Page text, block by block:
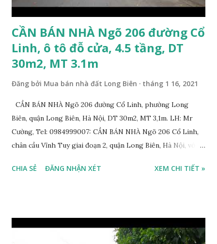
CẦN BÁN NHÀ Ngõ 206 đường Cổ
Linh, ô tô đỗ cửa, 4.5 tầng, DT
30m2, MT 3.1m
Đăng bởi Mua bán nhà đất Long Biên tháng 1 16, 2021
CẦN BÁN NHÀ Ngõ 206 đường Cổ Linh, phường Long
Biên, quận Long Biên, Hà Nội, DT 30m2, MT 3,1m. LH: Mr
Cường, Tel: 0984999007: CẦN BÁN NHÀ Ngõ 206 Cổ Linh,
chân cầu Vĩnh Tuy giai đoạn 2, quận Long Biên, Hà Nội, với
Cổ Linh, ngõ trước nhà rộng 5m, ô tô để trước nhà được; *
lý: sổ đỏ chính chủ; * Giá bán: 3,1 tỷ, có thương lượng với
khách thiện chí mua nhanh trước Tết Âm lịch; Thông tin
CHIA SẺ ĐĂNG NHẬN XÉT XEM CHI TIẾT »